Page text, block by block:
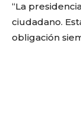
“La
ciudadano.
obligación